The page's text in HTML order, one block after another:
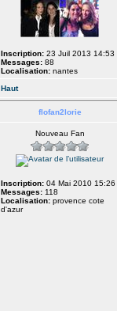
Inscription: 23 Juil 2013 14:53
Messages: 88
Localisation: nantes
Haut
flofan2lorie
Nouveau Fan
Inscription: 04 Mai 2010 15:26
Messages: 118
Localisation: provence cote
d'azur